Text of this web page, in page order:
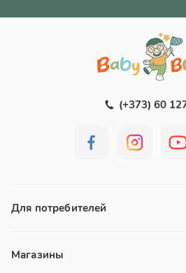
(+373) 60
Для потребителей
Магазины